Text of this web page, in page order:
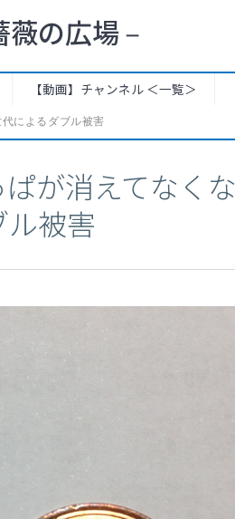
薇の広場 –
【動画】チャンネル ＜一覧＞
によるダブル被害
が消えてなくな
被害